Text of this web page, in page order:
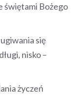
świętami Bożego
się
nisko –
życzeń